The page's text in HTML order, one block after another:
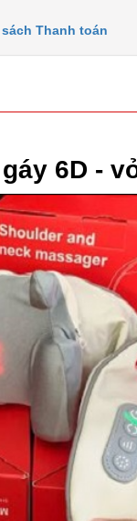
Thanh toán
6D -